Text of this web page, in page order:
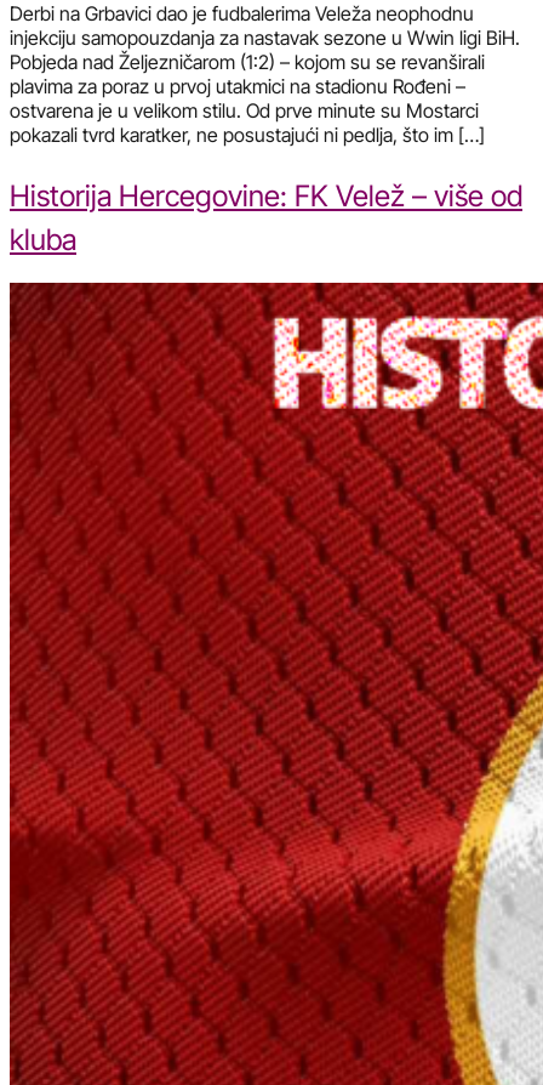
Derbi na Grbavici dao je fudbalerima Veleža neophodnu
injekciju samopouzdanja za nastavak sezone u Wwin ligi BiH.
Pobjeda nad Željezničarom (1:2) – kojom su se revanširali
plavima za poraz u prvoj utakmici na stadionu Rođeni –
ostvarena je u velikom stilu. Od prve minute su Mostarci
pokazali tvrd karatker, ne posustajući ni pedlja, što im […]
Historija Hercegovine: FK Velež – više od
kluba